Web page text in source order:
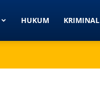
HUKUM KRIMINAL